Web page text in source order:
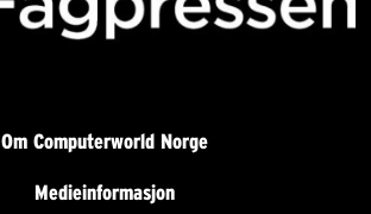
Om Computerworld Norge
Medieinformasjon